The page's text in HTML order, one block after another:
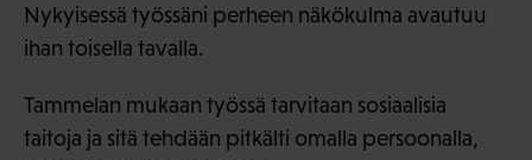
Nykyisessä työssäni perheen näkökulma avautuu
ihan toisella tavalla.
Tammelan mukaan työssä tarvitaan sosiaalisia
taitoja ja sitä tehdään pitkälti omalla persoonalla,